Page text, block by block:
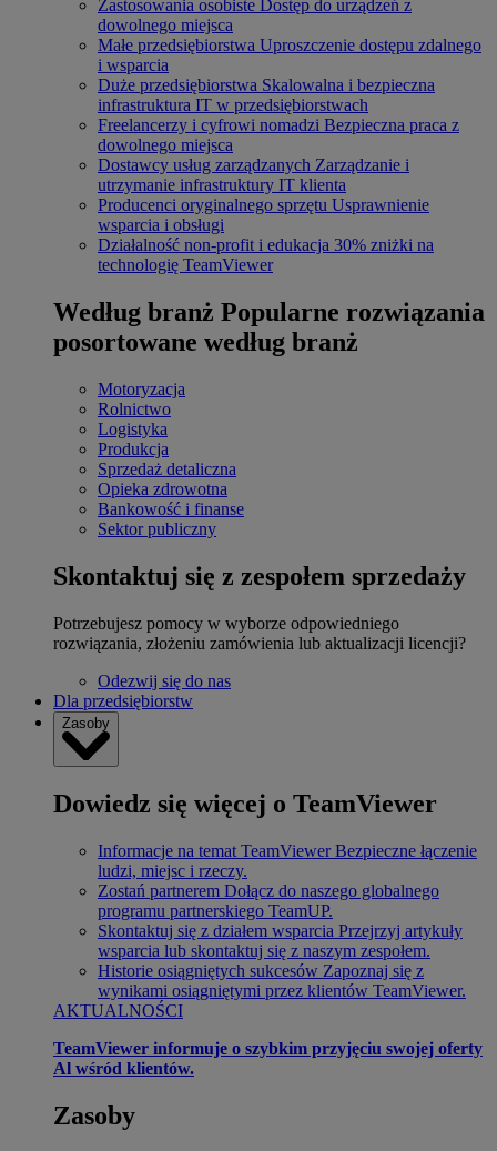
Zastosowania osobiste Dostęp do urządzeń z
dowolnego miejsca
Małe przedsiębiorstwa Uproszczenie dostępu zdalnego
i wsparcia
Duże przedsiębiorstwa Skalowalna i bezpieczna
infrastruktura IT w przedsiębiorstwach
Freelancerzy i cyfrowi nomadzi Bezpieczna praca z
dowolnego miejsca
Dostawcy usług zarządzanych Zarządzanie i
utrzymanie infrastruktury IT klienta
Producenci oryginalnego sprzętu Usprawnienie
wsparcia i obsługi
Działalność non-profit i edukacja 30% zniżki na
technologię TeamViewer
Według branż Popularne rozwiązania
posortowane według branż
Motoryzacja
Rolnictwo
Logistyka
Produkcja
Sprzedaż detaliczna
Opieka zdrowotna
Bankowość i finanse
Sektor publiczny
Skontaktuj się z zespołem sprzedaży
Potrzebujesz pomocy w wyborze odpowiedniego
rozwiązania, złożeniu zamówienia lub aktualizacji licencji?
Odezwij się do nas
Dla przedsiębiorstw
Zasoby
Dowiedz się więcej o TeamViewer
Informacje na temat TeamViewer Bezpieczne łączenie
ludzi, miejsc i rzeczy.
Zostań partnerem Dołącz do naszego globalnego
programu partnerskiego TeamUP.
Skontaktuj się z działem wsparcia Przejrzyj artykuły
wsparcia lub skontaktuj się z naszym zespołem.
Historie osiągniętych sukcesów Zapoznaj się z
wynikami osiągniętymi przez klientów TeamViewer.
AKTUALNOŚCI
TeamViewer informuje o szybkim przyjęciu swojej oferty
Al wśród klientów.
Zasoby